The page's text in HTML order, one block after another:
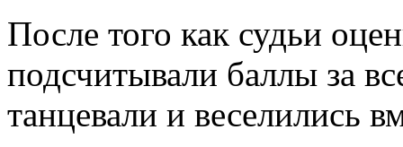
После того как судьи
подсчитывали баллы за
танцевали и веселились